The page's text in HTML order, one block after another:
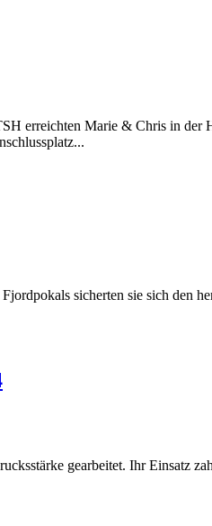
erreichten Marie & Chris in der
sicherten sie sich den
gearbeitet. Ihr Einsatz